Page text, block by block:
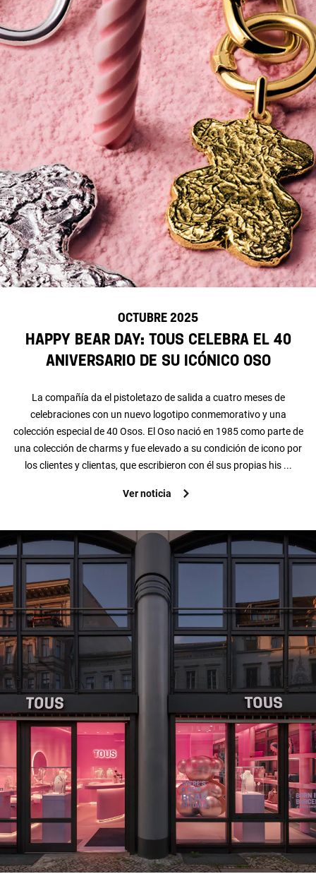
OCTUBRE 2025
Happy Bear Day: TOUS celebra el 40
aniversario de su icónico Oso
La compañía da el pistoletazo de salida a cuatro meses de
celebraciones con un nuevo logotipo conmemorativo y una
colección especial de 40 Osos. El Oso nació en 1985 como parte de
una colección de charms y fue elevado a su condición de icono por
los clientes y clientas, que escribieron con él sus propias his ...
Ver noticia